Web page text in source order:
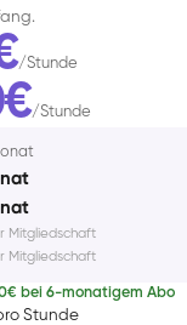
/Stunde
/Stunde
Mitgliedschaft
Mitgliedschaft
bei 6-monatigem Abo
Stunde